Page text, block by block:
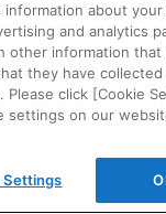
information about
and analytics
other information that
they have
Please click [Cookie
settings on our
Settings